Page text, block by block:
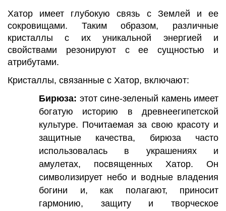
Хатор имеет глубокую связь с Землей и ее
сокровищами. Таким образом, различные
кристаллы с их уникальной энергией и
свойствами резонируют с ее сущностью и
атрибутами.
Кристаллы, связанные с Хатор, включают:
Бирюза: этот сине-зеленый камень имеет
богатую историю в древнеегипетской
культуре. Почитаемая за свою красоту и
защитные качества, бирюза часто
использовалась в украшениях и
амулетах, посвященных Хатор. Он
символизирует небо и водные владения
богини и, как полагают, приносит
гармонию, защиту и творческое